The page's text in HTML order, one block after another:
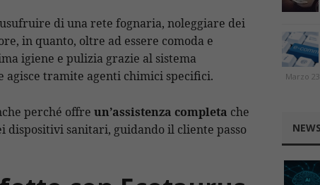
k
di una rete fognaria, noleggiare dei
in quanto, oltre ad essere comoda e
igiene e pulizia grazie al sistema
tramite agenti chimici specifici.
perché offre un’assistenza completa che
dispositivi sanitari, guidando il cliente passo
Marzo